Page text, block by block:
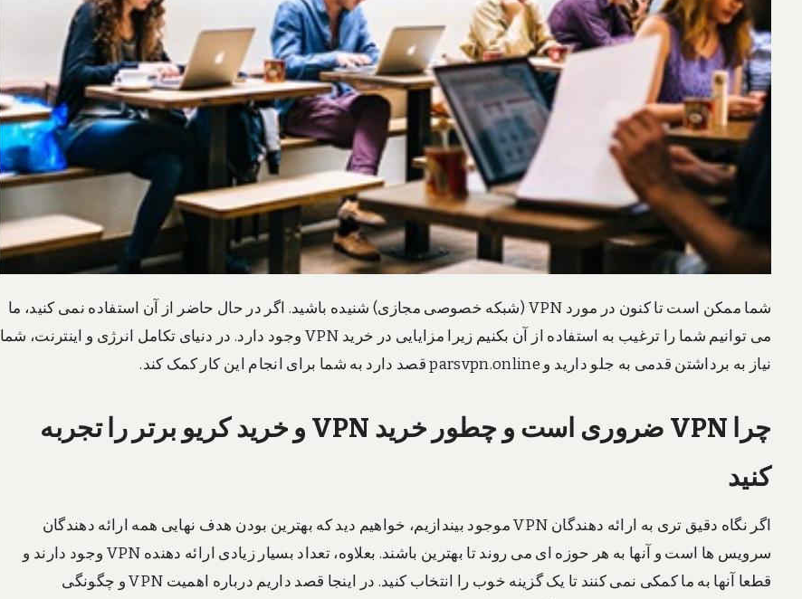
شما ممکن است تا کنون در مورد VPN (شبکه خصوصی مجازی) شنیده باشید. اگر در حال حاضر از آن استفاده نمی کنید، ما
می توانیم شما را ترغیب به استفاده از آن بکنیم زیرا مزایایی در خرید VPN وجود دارد. در دنیای تکامل انرژی و اینترنت، شما
نیاز به برداشتن قدمی به جلو دارید و parsvpn.online قصد دارد به شما برای انجام این کار کمک کند.
چرا VPN ضروری است و چطور خرید VPN و خرید کریو برتر را تجربه
کنید
اگر نگاه دقیق تری به ارائه دهندگان VPN موجود بیندازیم، خواهیم دید که بهترین بودن هدف نهایی همه ارائه دهندگان
سرویس ها است و آنها به هر حوزه ای می روند تا بهترین باشند. بعلاوه، تعداد بسیار زیادی ارائه دهنده VPN وجود دارند و
قطعا آنها به ما کمکی نمی کنند تا یک گزینه خوب را انتخاب کنید. در اینجا قصد داریم درباره اهمیت VPN و چگونگی